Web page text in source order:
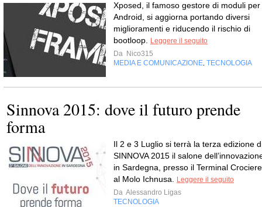
Xposed, il famoso gestore di moduli per
Android, si aggiorna portando diversi
miglioramenti e riducendo il rischio di
bootloop.
Leggere il seguito
Da Nico315
MEDIA E COMUNICAZIONE TECNOLOGIA
Sinnova 2015: dove il futuro prende
forma
Il 2 e 3 Luglio si terrà la terza edizione
SINNOVA 2015 il salone
in Sardegna, presso il Terminal Crociere
al Molo Ichnusa.
Leggere il seguito
Da Alessandro Ligas
TECNOLOGIA